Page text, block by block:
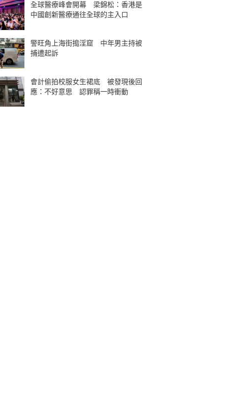
全球醫療峰會開幕 梁錦松：香港是
中國創新醫療通往全球的主入口
警旺角上海街搗淫窟 中年男主持被
捕遭起訴
會計偷拍校服女生裙底 被發現後回
應：不好意思 認罪稱一時衝動